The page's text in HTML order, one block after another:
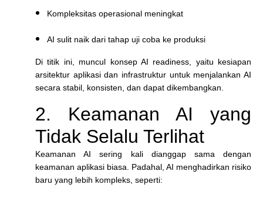
Kompleksitas operasional meningkat
AI sulit naik dari tahap uji coba ke produksi
Di titik ini, muncul konsep AI readiness, yaitu kesiapan
arsitektur aplikasi dan infrastruktur untuk menjalankan AI
secara stabil, konsisten, dan dapat dikembangkan.
2. Keamanan AI yang
Tidak Selalu Terlihat
Keamanan AI sering kali dianggap sama dengan
keamanan aplikasi biasa. Padahal, AI menghadirkan risiko
baru yang lebih kompleks, seperti: